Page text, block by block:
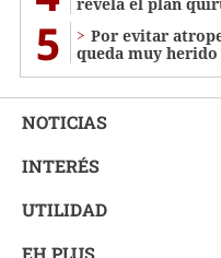
5
Por evitar
queda muy herido
NOTICIAS
INTERÉS
UTILIDAD
EH PLUS